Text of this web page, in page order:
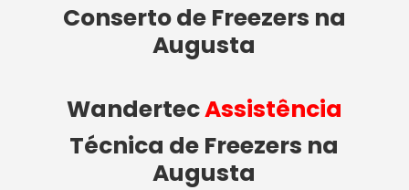
Conserto de Freezers na
Augusta
WandertecAssistência
Técnica de Freezers na
Augusta